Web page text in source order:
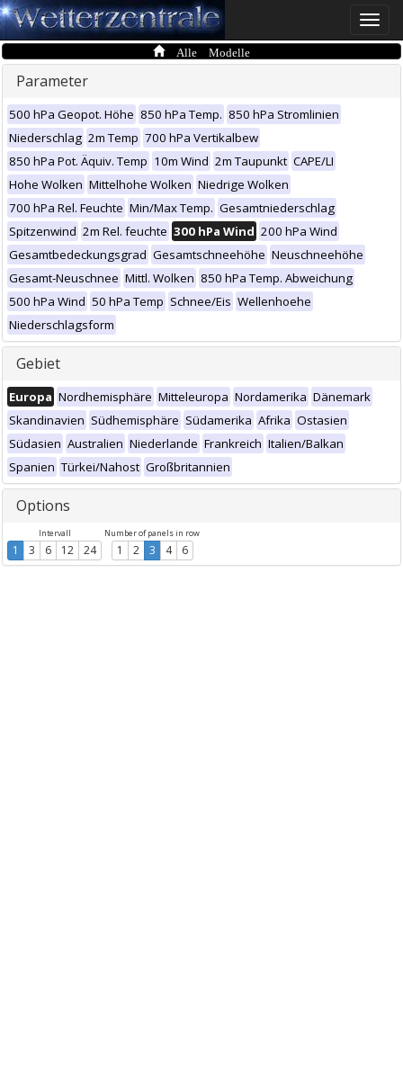
Toggle
Alle Modelle
Parameter
500 hPa Geopot. Höhe 850 hPa Temp. 850 hPa Stromlinien
Niederschlag 2m Temp 700 hPa Vertikalbew
850 hPa Pot. Äquiv. Temp 10m Wind 2m Taupunkt CAPE/LI
Hohe Wolken Mittelhohe Wolken Niedrige Wolken
700 hPa Rel. Feuchte Min/Max Temp. Gesamtniederschlag
Spitzenwind 2m Rel. feuchte 300 hPa Wind 200 hPa Wind
Gesamtbedeckungsgrad Gesamtschneehöhe Neuschneehöhe
Gesamt-Neuschnee Mittl. Wolken 850 hPa Temp. Abweichung
500 hPa Wind 50 hPa Temp Schnee/Eis Wellenhoehe
Niederschlagsform
Gebiet
Europa Nordhemisphäre Mitteleuropa Nordamerika Dänemark
Skandinavien Südhemisphäre Südamerika Afrika Ostasien
Südasien Australien Niederlande Frankreich Italien/Balkan
Spanien Türkei/Nahost Großbritannien
Options
Intervall
1 3 6 12 24
Number of panels in row
1 2 3 4 6